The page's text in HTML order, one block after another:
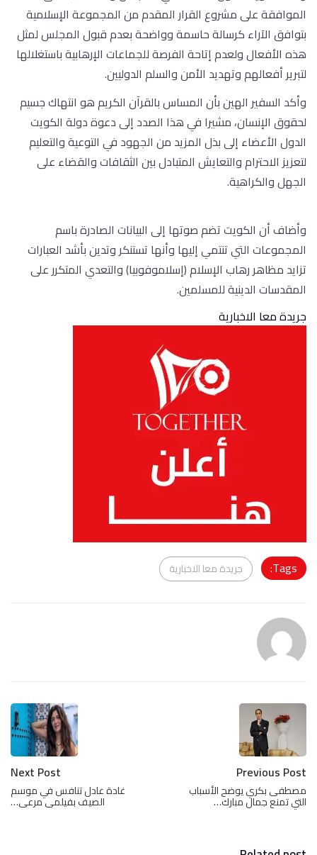
الموافقة على مشروع القرار المقدم من المجموعة الإسلامية
بتوافق الآراء كرسالة حاسمة وواضحة بعدم قبول المجلس لمثل
هذه الأفعال ولعدم إتاحة الفرصة للجماعات الإرهابية باستغلالها
لتبرير أفعالهم وتهديد الأمن والسلم الدوليين.
وأكد السفير الهين بأن المساس بالقرآن الكريم هو انتهاك جسيم
لحقوق الإنسان، مشيرا في هذا الصدد إلى دعوة دولة الكويت
الدول الأعضاء إلى بذل المزيد من الجهود في التوعية والتعليم
لتعزيز الاحترام والتعايش المتبادل بين الثقافات والقضاء على
الجهل والكراهية.
وأضاف أن الكويت تضم صوتها إلى البيانات الصادرة باسم
المجموعات التي تنتمي إليها وأنها تستنكر وتدين بأشد العبارات
تزايد مظاهر رهاب الإسلام (إسلاموفوبيا) والتعدي المتكرر على
المقدسات الدينية للمسلمين.
جريدة معا الاخبارية
Tags: جريدة معا الاخبارية
Previous Post
مصطفى بكري يوضح الأسباب
التي تمنع جمال مبارك…
Next Post
غادة عادل تنافس في موسم
الصيف بفيلمى مرعى…